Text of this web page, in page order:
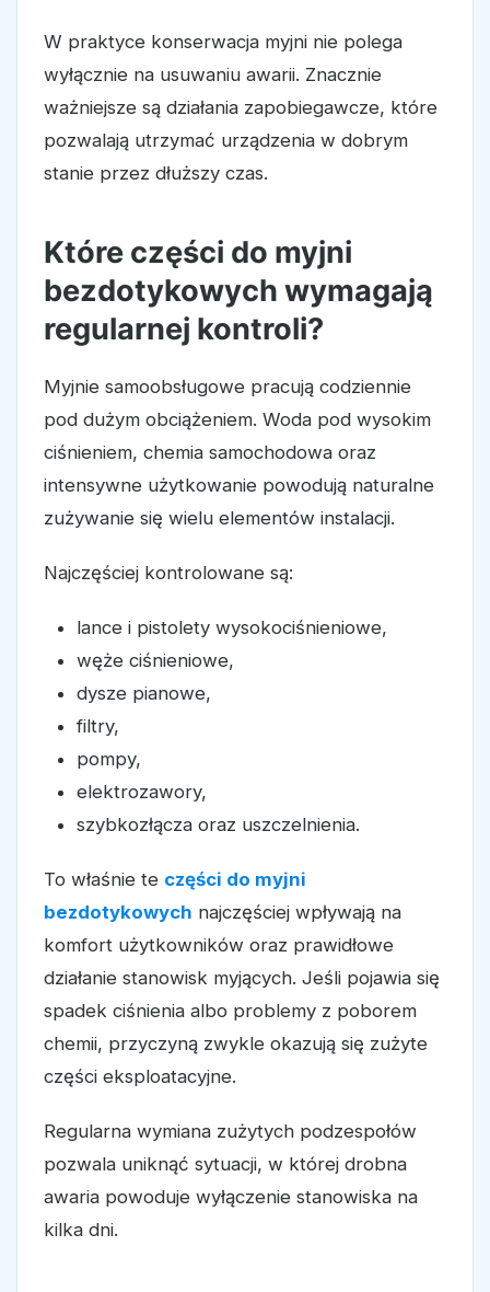
W praktyce konserwacja myjni nie polega
wyłącznie na usuwaniu awarii. Znacznie
ważniejsze są działania zapobiegawcze, które
pozwalają utrzymać urządzenia w dobrym
stanie przez dłuższy czas.
Które części do myjni
bezdotykowych wymagają
regularnej kontroli?
Myjnie samoobsługowe pracują codziennie
pod dużym obciążeniem. Woda pod wysokim
ciśnieniem, chemia samochodowa oraz
intensywne użytkowanie powodują naturalne
zużywanie się wielu elementów instalacji.
Najczęściej kontrolowane są:
lance i pistolety wysokociśnieniowe,
węże ciśnieniowe,
dysze pianowe,
filtry,
pompy,
elektrozawory,
szybkozłącza oraz uszczelnienia.
To właśnie te części do myjni
bezdotykowych najczęściej wpływają na
komfort użytkowników oraz prawidłowe
działanie stanowisk myjących. Jeśli pojawia się
spadek ciśnienia albo problemy z poborem
chemii, przyczyną zwykle okazują się zużyte
części eksploatacyjne.
Regularna wymiana zużytych podzespołów
pozwala uniknąć sytuacji, w której drobna
awaria powoduje wyłączenie stanowiska na
kilka dni.